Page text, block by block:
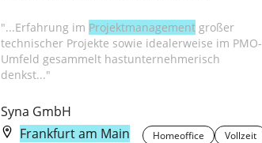
"...Erfahrung im Projektmanagement großer
technischer Projekte sowie idealerweise im PMO-
Umfeld gesammelt hastunternehmerisch
denkst..."
Syna GmbH
Frankfurt am Main
Homeoffice Vollzeit